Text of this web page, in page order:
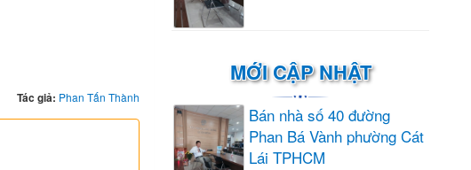
Tác giả: Phan Tấn Thành
MỚI CẬP NHẬT
Bán nhà số 40 đường
Phan Bá Vành phường Cát
Lái TPHCM